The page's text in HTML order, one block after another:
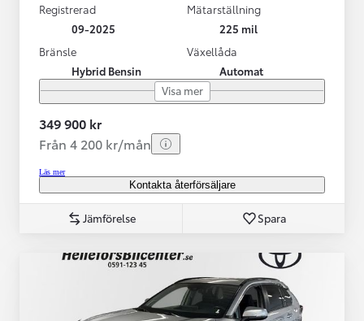
Registrerad
09-2025
Mätarställning
225 mil
Bränsle
Hybrid Bensin
Växellåda
Automat
Visa mer
349 900 kr
Från 4 200 kr/mån
Läs mer
Kontakta återförsäljare
Jämförelse Spara